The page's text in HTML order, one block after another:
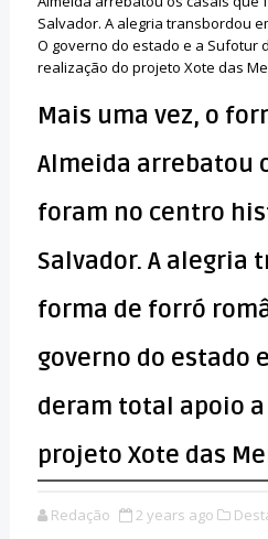
Salvador. A alegria transbordou
O governo do estado e a Sufotur
realização do projeto Xote das
Mais uma vez, o
Almeida arrebatou
foram no centro
Salvador. A alegria
forma de forró
governo do estado
deram total apoio
projeto Xote das
Redação 2 years ago